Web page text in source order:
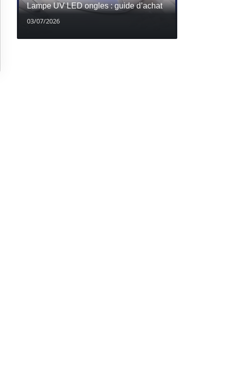
Lampe UV LED ongles : guide d’achat
03/07/2026